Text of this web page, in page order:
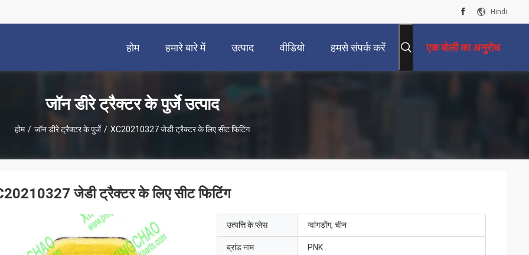
Hindi
होम हमारे बारे में उत्पाद वीडियो हमसे संपर्क करें एक बोली का अनुरोध
जॉन डीरे ट्रैक्टर के पुर्जे उत्पाद
होम / जॉन डीरे ट्रैक्टर के पुर्जे / XC20210327 जेडी ट्रैक्टर के लिए सीट फिटिंग
जेडी ट्रैक्टर के लिए सीट फिटिंग
उत्पत्ति के प्लेस ग्वांगडोंग, चीन
ब्रांड नाम PNK